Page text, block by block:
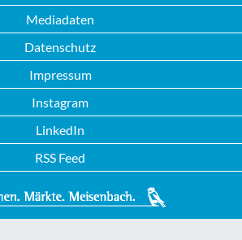
Mediadaten
Datenschutz
Impressum
Instagram
LinkedIn
RSS Feed